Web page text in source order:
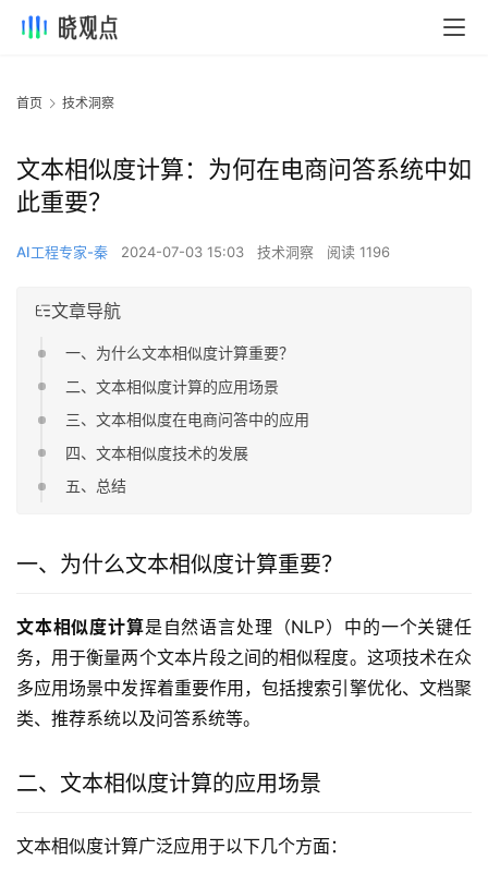
首页 技术洞察
文本相似度计算：为何在电商问答系统中如
此重要？
AI工程专家-秦 2024-07-03 15:03 技术洞察 阅读 1196
文章导航
一、为什么文本相似度计算重要？
二、文本相似度计算的应用场景
三、文本相似度在电商问答中的应用
四、文本相似度技术的发展
五、总结
一、为什么文本相似度计算重要？
文本相似度计算是自然语言处理（NLP）中的一个关键任
务，用于衡量两个文本片段之间的相似程度。这项技术在众
多应用场景中发挥着重要作用，包括搜索引擎优化、文档聚
类、推荐系统以及问答系统等。
二、文本相似度计算的应用场景
文本相似度计算广泛应用于以下几个方面：